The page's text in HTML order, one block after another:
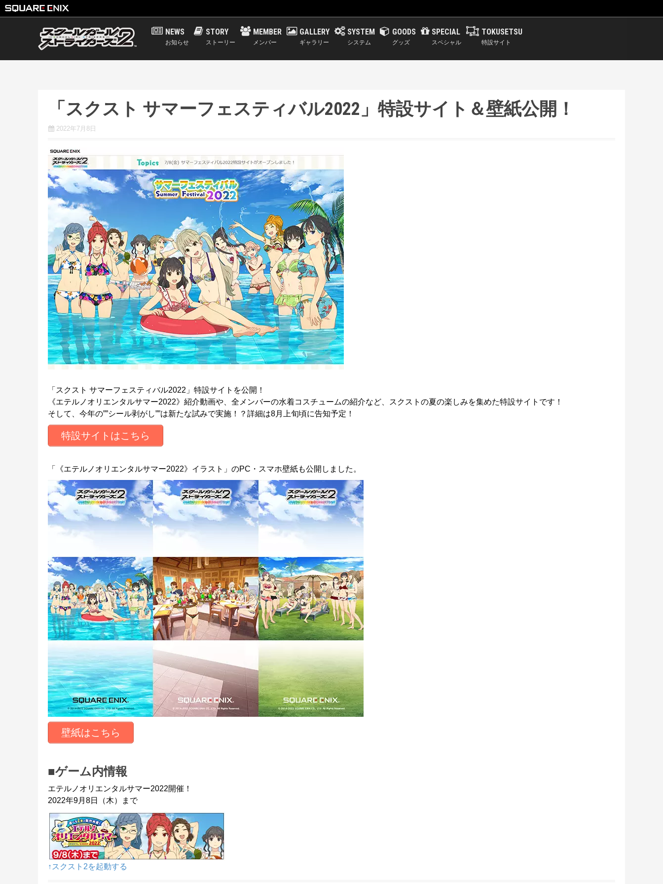
p
NEWS
お知らせ
STORY
ストーリー
MEMBER
メンバー
GALLERY
ギャラリー
SYSTEM
システム
GOODS
グッズ
SPECIAL
スペシャル
TOKUSETSU
特設サイト
「スクスト サマーフェスティバル2022」特設サイト＆壁紙公開！
2022年7月8日
「スクスト サマーフェスティバル2022」特設サイトを公開！
《エテルノオリエンタルサマー2022》紹介動画や、全メンバーの水着コスチュームの紹介など、スクストの夏の楽しみを集めた特設サイトです！
そして、今年の””シール剥がし””は新たな試みで実施！？詳細は8月上旬頃に告知予定！
特設サイトはこちら
「《エテルノオリエンタルサマー2022》イラスト」のPC・スマホ壁紙も公開しました。
壁紙はこちら
■ゲーム内情報
エテルノオリエンタルサマー2022開催！
2022年9月8日（木）まで
↑スクスト2を起動する